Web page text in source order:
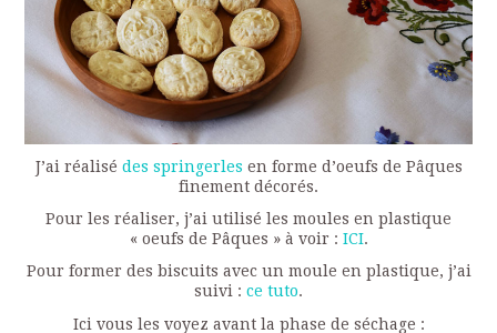
J’ai réalisé des springerles en forme d’oeufs de Pâques
finement décorés.
Pour les réaliser, j’ai utilisé les moules en plastique
« oeufs de Pâques » à voir : ICI.
Pour former des biscuits avec un moule en plastique, j’ai
suivi : ce tuto.
Ici vous les voyez avant la phase de séchage :